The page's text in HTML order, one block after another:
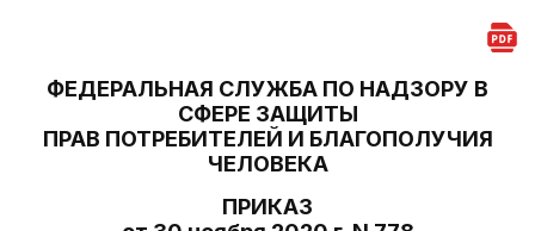
ФЕДЕРАЛЬНАЯ СЛУЖБА ПО НАДЗОРУ В
СФЕРЕ ЗАЩИТЫ
ПРАВ ПОТРЕБИТЕЛЕЙ И БЛАГОПОЛУЧИЯ
ЧЕЛОВЕКА
ПРИКАЗ